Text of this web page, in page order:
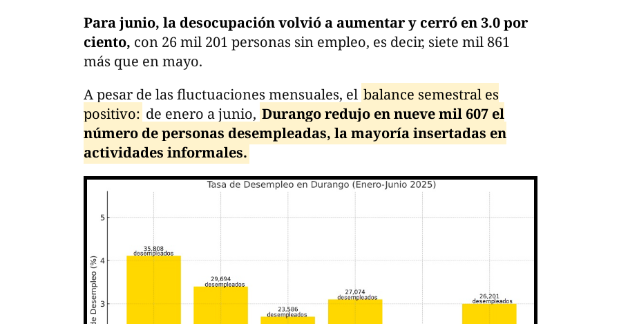
Para junio, la desocupación volvió a aumentar y cerró en 3.0 por
ciento, con 26 mil 201 personas sin empleo, es decir, siete mil 861
más que en mayo.
A pesar de las fluctuaciones mensuales, el balance semestral es
positivo: de enero a junio, Durango redujo en nueve mil 607 el
número de personas desempleadas, la mayoría insertadas en
actividades informales.